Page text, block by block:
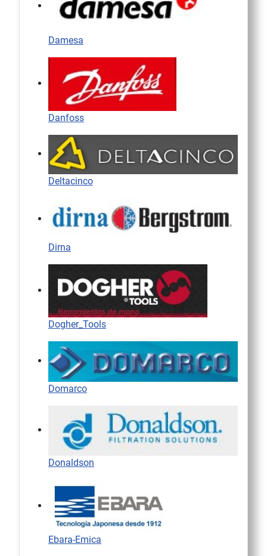
Damesa
Danfoss
Deltacinco
Dirna
Dogher_Tools
Domarco
Donaldson
Ebara-Emica